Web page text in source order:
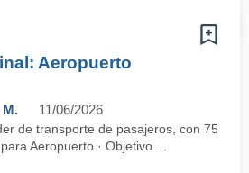
Aeropuerto
M. 11/06/2026
de transporte de pasajeros, con 75
Aeropuerto.· Objetivo ...